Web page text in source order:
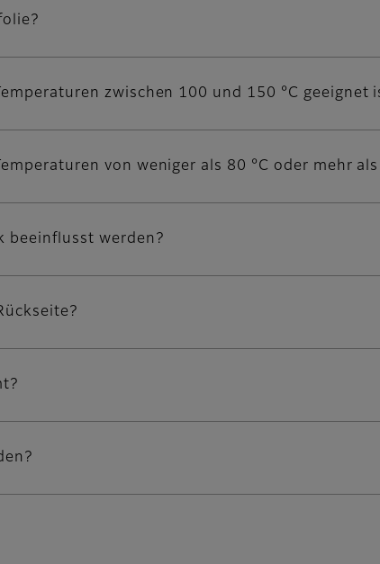
zwischen 100 und 150 °C geeignet
von weniger als 80 °C oder mehr
beeinflusst werden?